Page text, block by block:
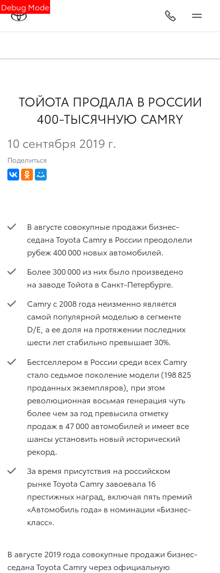
Debug Mode
ТОЙОТА ПРОДАЛА В РОССИИ
400-ТЫСЯЧНУЮ CAMRY
10 сентября 2019 г.
Поделиться
В августе совокупные продажи бизнес-
седана Toyota Camry в России преодолели
рубеж 400 000 новых автомобилей.
Более 300 000 из них было произведено
на заводе Тойота в Санкт-Петербурге.
Camry с 2008 года неизменно является
самой популярной моделью в сегменте
D/E, а ее доля на протяжении последних
шести лет стабильно превышает 30%.
Бестселлером в России среди всех Camry
стало седьмое поколение модели (198 825
проданных экземпляров), при этом
революционная восьмая генерация чуть
более чем за год превысила отметку
продаж в 47 000 автомобилей и имеет все
шансы установить новый исторический
рекорд.
За время присутствия на российском
рынке Toyota Camry завоевала 16
престижных наград, включая пять премий
«Автомобиль года» в номинации «Бизнес-
класс».
В августе 2019 года совокупные продажи бизнес-
седана Toyota Camry через официальную